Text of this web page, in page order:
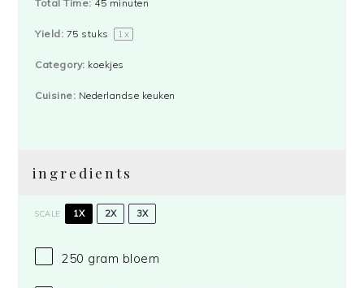
Total Time: 45 minuten
Yield: 75 stuks 1x
Category: koekjes
Cuisine: Nederlandse keuken
ingredients
SCALE 1X 2X 3X
250 gram bloem